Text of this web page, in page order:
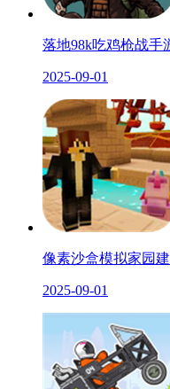
落地98k吃鸡枪战手
2025-09-01
像素沙盒模拟家园
2025-09-01